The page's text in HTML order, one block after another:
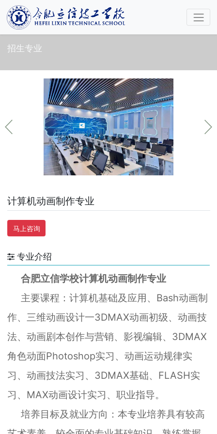
招生专业
计算机动画制作专业
马上咨询
专业介绍
合肥立信学校计算机动画制作专业
主要课程： 计算机基础及应用、Bash动画制
作、三维动画设计一3DMAX动画初级、动画技
法、动画剧本创作与营销、影视编辑、3DMAX
角色动面Photoshop实习、动画运动规律实
习、动画技法实习、3DMAX基础、FLASH实
习、MAX动画设计实习、职业指导。
培养目标及就业方向：本专业培养具有较高